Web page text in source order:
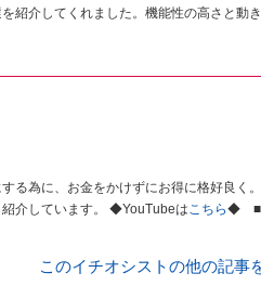
紹介してくれました。機能性の高さと動
やすい快適な環境つくりを。 街歩き、タウンユースでも使いやすいアイテムも紹介しています。 ◆YouTubeはこちら◆ ■
このイチオシストの他の記事